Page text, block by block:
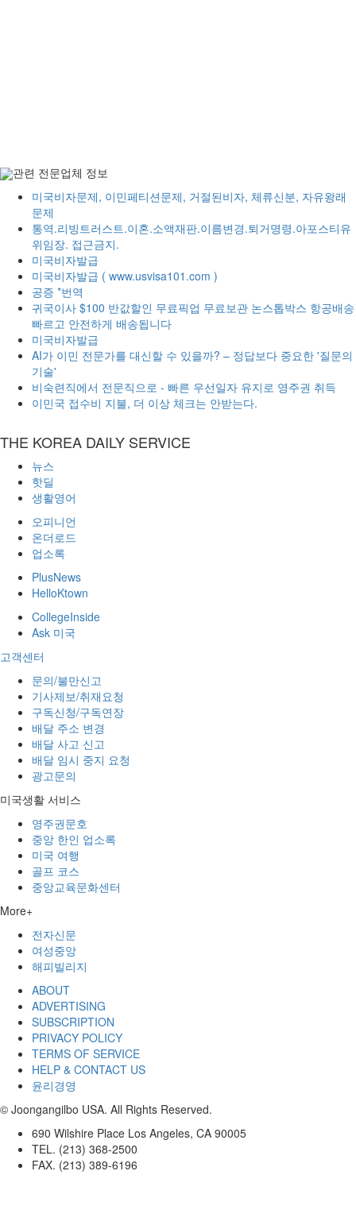
관련 전문업체 정보
미국비자문제, 이민페티션문제, 거절된비자, 체류신분, 자유왕래
문제
통역.리빙트러스트.이혼.소액재판.이름변경.퇴거명령.아포스티유
위임장. 접근금지.
미국비자발급
미국비자발급 ( www.usvisa101.com )
공증 *번역
귀국이사 $100 반값할인 무료픽업 무료보관 논스톱박스 항공배송
빠르고 안전하게 배송됩니다
미국비자발급
AI가 이민 전문가를 대신할 수 있을까? – 정답보다 중요한 '질문의
기술'
비숙련직에서 전문직으로 - 빠른 우선일자 유지로 영주권 취득
이민국 접수비 지불, 더 이상 체크는 안받는다.
THE KOREA DAILY SERVICE
뉴스
핫딜
생활영어
오피니언
온더로드
업소록
PlusNews
HelloKtown
CollegeInside
Ask 미국
고객센터
문의/불만신고
기사제보/취재요청
구독신청/구독연장
배달 주소 변경
배달 사고 신고
배달 임시 중지 요청
광고문의
미국생활 서비스
영주권문호
중앙 한인 업소록
미국 여행
골프 코스
중앙교육문화센터
More+
전자신문
여성중앙
해피빌리지
ABOUT
ADVERTISING
SUBSCRIPTION
PRIVACY POLICY
TERMS OF SERVICE
HELP & CONTACT US
윤리경영
© Joongangilbo USA. All Rights Reserved.
690 Wilshire Place Los Angeles, CA 90005
TEL. (213) 368-2500
FAX. (213) 389-6196